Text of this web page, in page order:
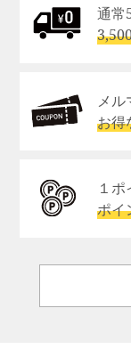
通常
メル
お得
１
ポイ